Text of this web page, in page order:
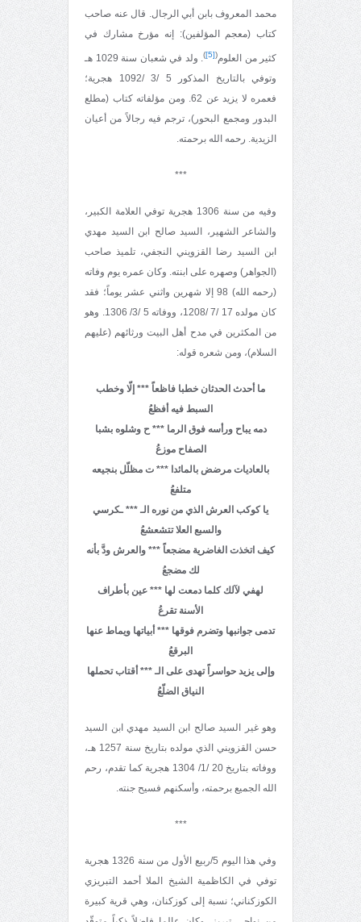
محمد المعروف بابن أبي الرجال. قال عنه صاحب
كتاب (معجم المؤلفين): إنه مؤرخ مشارك في
كثير من العلوم(
[5]
)
. ولد في شعبان سنة 1029 هـ
وتوفي بالتاريخ المذكور 5 /3 /1092 هجرية؛
فعمره لا يزيد عن 62. ومن مؤلفاته كتاب (مطلع
البدور ومجمع البحور)، ترجم فيه رجالاً من أعيان
الزيدية. رحمه الله برحمته.
***
وفيه من سنة 1306 هجرية توفي العلامة الكبير،
والشاعر الشهير، السيد صالح ابن السيد مهدي
ابن السيد رضا القزويني النجفي، تلميذ صاحب
(الجواهر) وصهره على ابنته. وكان عمره يوم وفاته
(رحمه الله) 98 إلا شهرين واثني عشر يوماً؛ فقد
كان مولده 17 /7 /1208، ووفاته 5 /3/ 1306. وهو
من المكثرين في مدح أهل البيت ورثائهم (عليهم
السلام)، ومن شعره قوله:
ما أحدث الحدثان خطبا فاظعاً *** إلّا وخطب
السبط فيه أفظعُ
دمه يباح ورأسه فوق الرما *** ح وشلوه بشبا
الصفاح موزعُ
بالعاديات مرضض بالمائدا *** ت مظلّل بنجيعه
متلفعُ
يا كوكب العرش الذي من نوره الـ *** ـكرسي
والسبع العلا تتشعشعُ
كيف اتخذت الغاضرية مضجعاً *** والعرش ودَّ بأنه
لك مضجعُ
لهفي لآلك كلما دمعت لها *** عين بأطراف
الأسنة تقرعُ
تدمى جوانبها وتضرم فوقها *** أبياتها ويماط عنها
البرقعُ
وإلى يزيد حواسراً تهدى على الـ *** أقتاب تحملها
النياق الضلّعُ
وهو غير السيد صالح ابن السيد مهدي ابن السيد
حسن القزويني الذي مولده بتاريخ سنة 1257 هـ،
ووفاته بتاريخ 20 /1/ 1304 هجرية كما تقدم، رحم
الله الجميع برحمته، وأسكنهم فسيح جنته.
***
وفي هذا اليوم 5/ربيع الأول من سنة 1326 هجرية
توفي في الكاظمية الشيخ الملا أحمد التبريزي
الكوزكناني؛ نسبة إلى كوزكنان، وهي قرية كبيرة